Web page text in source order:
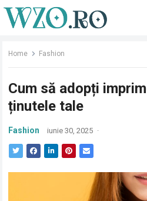
Home Fashion
Cum să adopți
ținutele tale
Fashion iunie 30, 2025 ·